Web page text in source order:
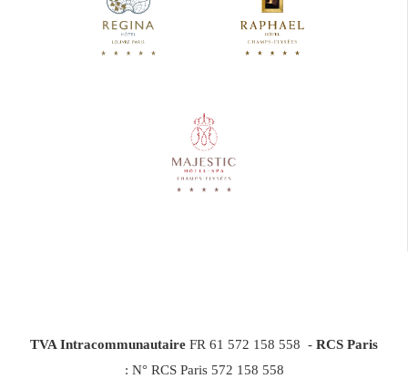
TVA Intracommunautaire FR 61 572 158 558 - RCS Paris
: N° RCS Paris 572 158 558